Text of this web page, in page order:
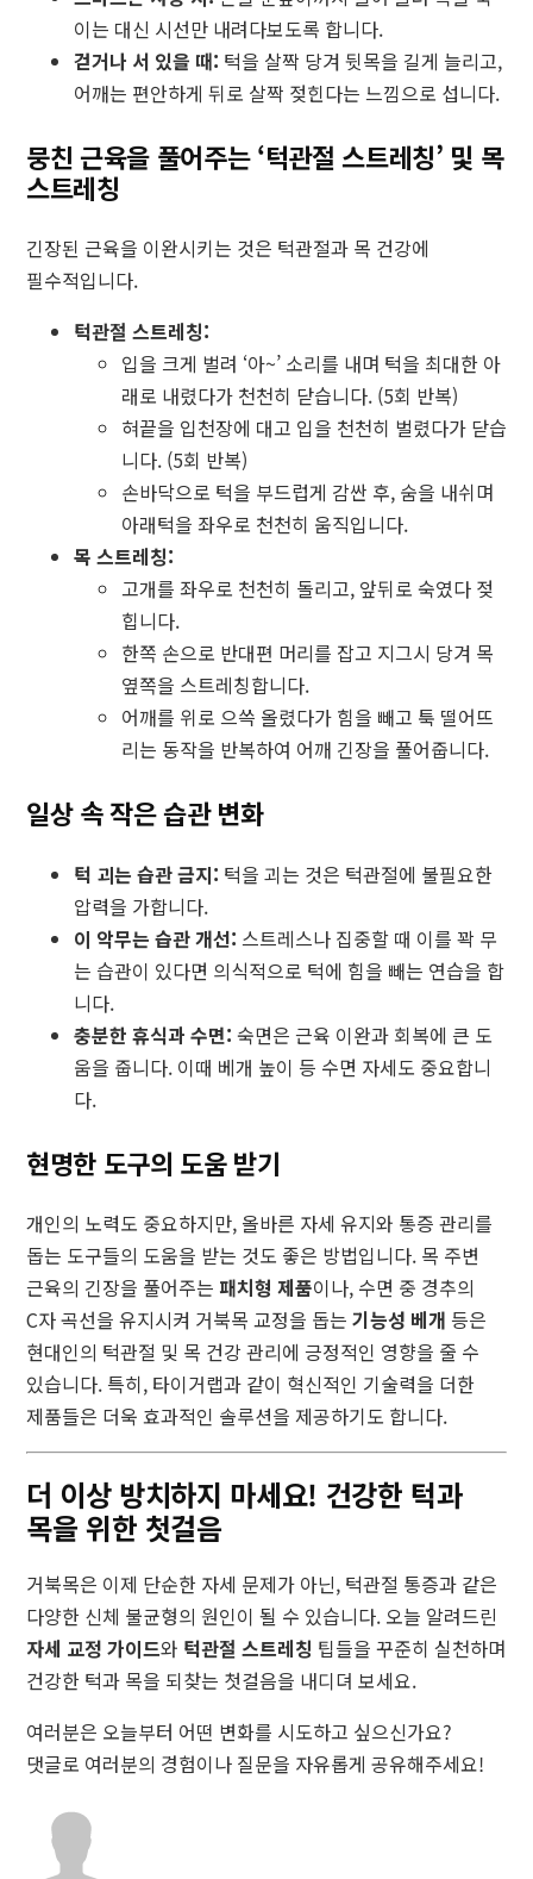
이는 대신 시선만 내려다보도록 합니다.
걷거나 서 있을 때: 턱을 살짝 당겨 뒷목을 길게 늘리고,
어깨는 편안하게 뒤로 살짝 젖힌다는 느낌으로 섭니다.
뭉친 근육을 풀어주는 ‘턱관절 스트레칭’ 및 목
스트레칭
긴장된 근육을 이완시키는 것은 턱관절과 목 건강에
필수적입니다.
턱관절 스트레칭:
입을 크게 벌려 ‘아~’ 소리를 내며 턱을 최대한 아
래로 내렸다가 천천히 닫습니다. (5회 반복)
혀끝을 입천장에 대고 입을 천천히 벌렸다가 닫습
니다. (5회 반복)
손바닥으로 턱을 부드럽게 감싼 후, 숨을 내쉬며
아래턱을 좌우로 천천히 움직입니다.
목 스트레칭:
고개를 좌우로 천천히 돌리고, 앞뒤로 숙였다 젖
힙니다.
한쪽 손으로 반대편 머리를 잡고 지그시 당겨 목
옆쪽을 스트레칭합니다.
어깨를 위로 으쓱 올렸다가 힘을 빼고 툭 떨어뜨
리는 동작을 반복하여 어깨 긴장을 풀어줍니다.
일상 속 작은 습관 변화
턱 괴는 습관 금지: 턱을 괴는 것은 턱관절에 불필요한
압력을 가합니다.
이 악무는 습관 개선: 스트레스나 집중할 때 이를 꽉 무
는 습관이 있다면 의식적으로 턱에 힘을 빼는 연습을 합
니다.
충분한 휴식과 수면: 숙면은 근육 이완과 회복에 큰 도
움을 줍니다. 이때 베개 높이 등 수면 자세도 중요합니
다.
현명한 도구의 도움 받기
개인의 노력도 중요하지만, 올바른 자세 유지와 통증 관리를
돕는 도구들의 도움을 받는 것도 좋은 방법입니다. 목 주변
근육의 긴장을 풀어주는 패치형 제품이나, 수면 중 경추의
C자 곡선을 유지시켜 거북목 교정을 돕는 기능성 베개 등은
현대인의 턱관절 및 목 건강 관리에 긍정적인 영향을 줄 수
있습니다. 특히, 타이거랩과 같이 혁신적인 기술력을 더한
제품들은 더욱 효과적인 솔루션을 제공하기도 합니다.
더 이상 방치하지 마세요! 건강한 턱과
목을 위한 첫걸음
거북목은 이제 단순한 자세 문제가 아닌, 턱관절 통증과 같은
다양한 신체 불균형의 원인이 될 수 있습니다. 오늘 알려드린
자세 교정 가이드와 턱관절 스트레칭 팁들을 꾸준히 실천하며
건강한 턱과 목을 되찾는 첫걸음을 내디뎌 보세요.
여러분은 오늘부터 어떤 변화를 시도하고 싶으신가요?
댓글로 여러분의 경험이나 질문을 자유롭게 공유해주세요!